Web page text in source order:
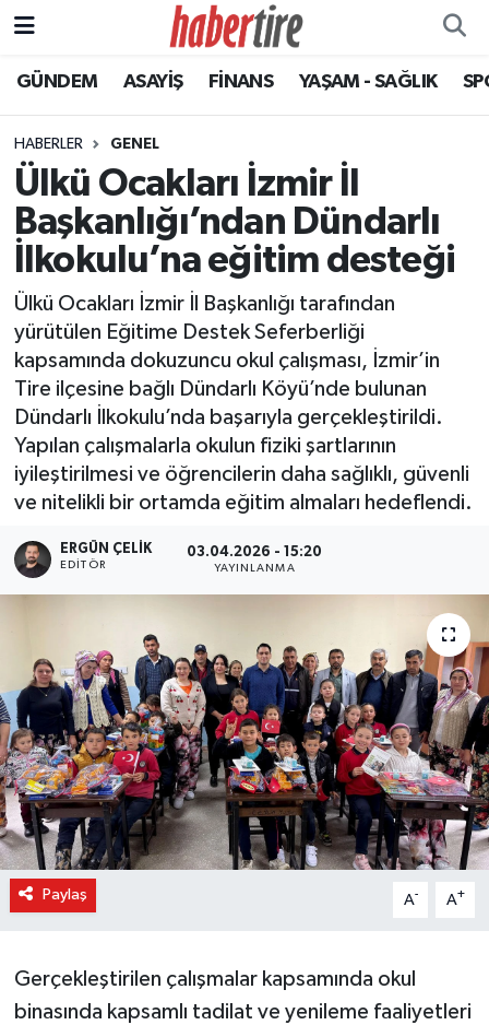
GÜNDEM ASAYİŞ FİNANS YAŞAM - SAĞLIK
HABERLER GENEL
Ülkü Ocakları İzmir İl
Başkanlığı’ndan Dündarlı
İlkokulu’na eğitim desteği
Ülkü Ocakları İzmir İl Başkanlığı tarafından
yürütülen Eğitime Destek Seferberliği
kapsamında dokuzuncu okul çalışması, İzmir’in
Tire ilçesine bağlı Dündarlı Köyü’nde bulunan
Dündarlı İlkokulu’nda başarıyla gerçekleştirildi.
Yapılan çalışmalarla okulun fiziki şartlarının
iyileştirilmesi ve öğrencilerin daha sağlıklı, güvenli
ve nitelikli bir ortamda eğitim almaları hedeflendi.
ERGÜN ÇELIK
EDITÖR
03.04.2026 - 15:20
YAYINLANMA
Paylaş A- A+
Gerçekleştirilen çalışmalar kapsamında okul
binasında kapsamlı tadilat ve yenileme faaliyetleri
Tire Nöbetçi Eczaneler
Tire Hava Durumu
Tire Trafik Yoğunluk Haritası
Süper Lig Puan Durumu ve Fikstür
Tüm Manşetler
Son Dakika Haberleri
Haber Arşivi